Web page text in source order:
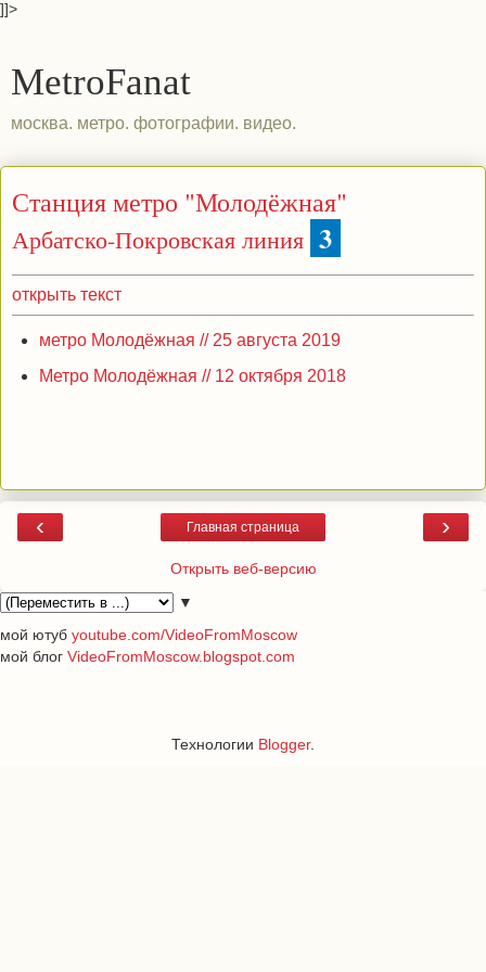
]]>
MetroFanat
москва. метро. фотографии. видео.
Станция метро "Молодёжная"
Арбатско-Покровская линия 3
открыть текст
метро Молодёжная // 25 августа 2019
Метро Молодёжная // 12 октября 2018
‹ ›
Главная страница
Открыть веб-версию
▼
мой ютуб youtube.com/VideoFromMoscow
мой блог VideoFromMoscow.blogspot.com
Технологии Blogger.